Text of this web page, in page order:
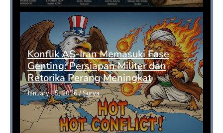
Konflik AS-Iran Memasuki Fase
Genting: Persiapan Militer dan
Retorika Perang Meningkat
January 15, 2026/Surya